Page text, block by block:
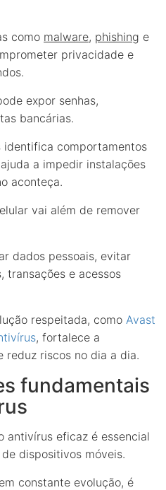
como malware, phishing e
privacidade e
expor senhas,
bancárias.
identifica comportamentos
a impedir instalações
aconteça.
vai além de remover
dados pessoais, evitar
transações e acessos
respeitada, como Avast
, fortalece a
reduz riscos no dia a dia.
fundamentais
antivírus eficaz é essencial
dispositivos móveis.
constante evolução, é